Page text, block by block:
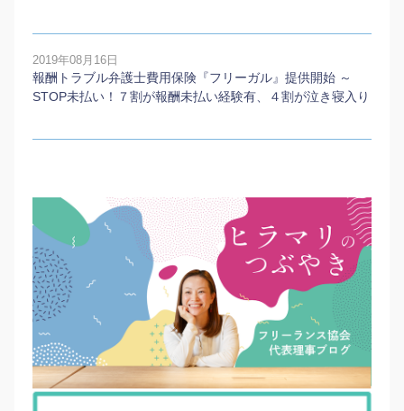
2019年08月16日
報酬トラブル弁護士費用保険『フリーガル』提供開始 ～
STOP未払い！７割が報酬未払い経験有、４割が泣き寝入り